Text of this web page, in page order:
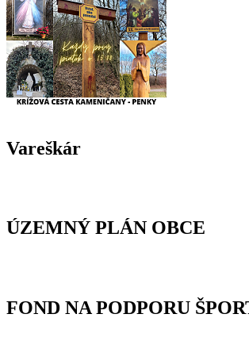
Vareškár
ÚZEMNÝ PLÁN OBCE
FOND NA PODPORU